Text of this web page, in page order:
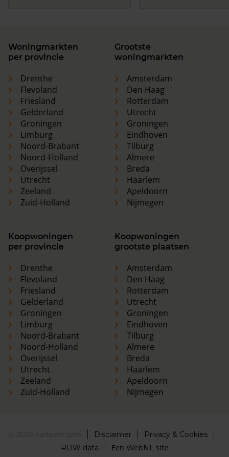
Woningmarkten
per provincie
Drenthe
Flevoland
Friesland
Gelderland
Groningen
Limburg
Noord-Brabant
Noord-Holland
Overijssel
Utrecht
Zeeland
Zuid-Holland
Grootste
woningmarkten
Amsterdam
Den Haag
Rotterdam
Utrecht
Groningen
Eindhoven
Tilburg
Almere
Breda
Haarlem
Apeldoorn
Nijmegen
Koopwoningen
per provincie
Drenthe
Flevoland
Friesland
Gelderland
Groningen
Limburg
Noord-Brabant
Noord-Holland
Overijssel
Utrecht
Zeeland
Zuid-Holland
Koopwoningen
grootste plaatsen
Amsterdam
Den Haag
Rotterdam
Utrecht
Groningen
Eindhoven
Tilburg
Almere
Breda
Haarlem
Apeldoorn
Nijmegen
Disclaimer
Privacy & Cookies
RDW data
Een WebNL site